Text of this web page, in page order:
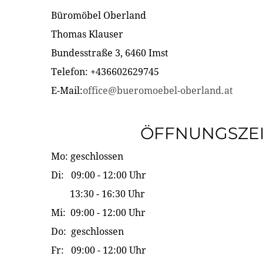
Büromöbel Oberland
Thomas Klauser
Bundesstraße 3, 6460 Imst
Telefon: +436602629745
E-Mail:office@bueromoebel-oberland.at
Mo: geschlossen
Di: 09:00 - 12:00 Uhr
13:30 - 16:30 Uhr
Mi: 09:00 - 12:00 Uhr
Do: geschlossen
Fr: 09:00 - 12:00 Uhr